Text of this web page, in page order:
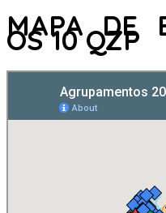
MAPA DE
OS 10 QZP